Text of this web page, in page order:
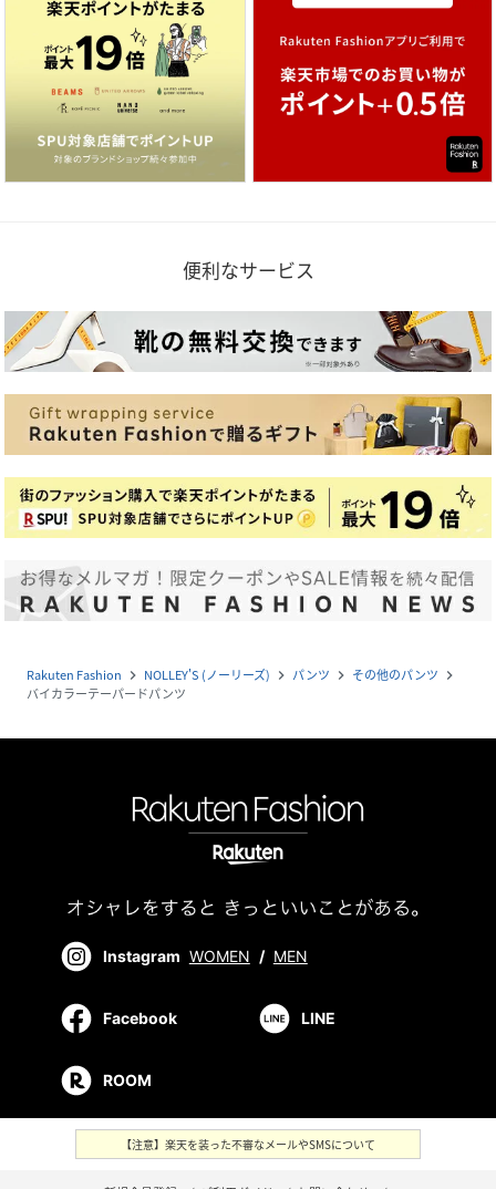
便利なサービス
Rakuten Fashion navigate_next NOLLEY'S (ノーリーズ) navigate_next パンツ navigate_next その他のパンツ navigate_next
バイカラーテーパードパンツ
Instagram WOMEN / MEN
Facebook LINE
ROOM
【注意】楽天を装った不審なメールやSMSについて